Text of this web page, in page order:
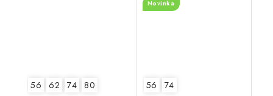
56 62 74 80
Novinka
56 74